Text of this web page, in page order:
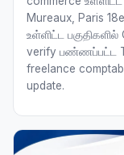
Mureaux, Paris
உள்ளிட்ட
verify பண்ணப்பட்ட
freelance
update.